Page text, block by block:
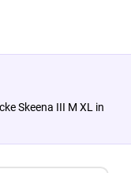
Skeena III M XL in